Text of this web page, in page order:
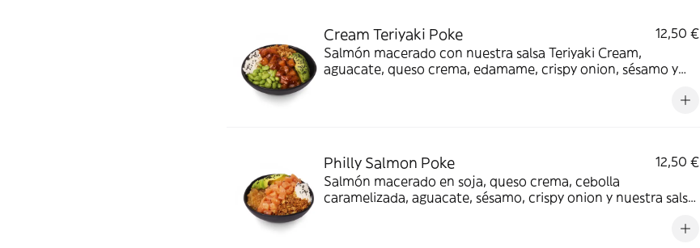
Cream Teriyaki Poke
12,50 €
Salmón macerado con nuestra salsa Teriyaki Cream,
aguacate, queso crema, edamame, crispy onion, sésamo y
Philly Salmon Poke
12,50 €
Salmón macerado en soja, queso crema, cebolla
caramelizada, aguacate, sésamo, crispy onion y nuestra salsa